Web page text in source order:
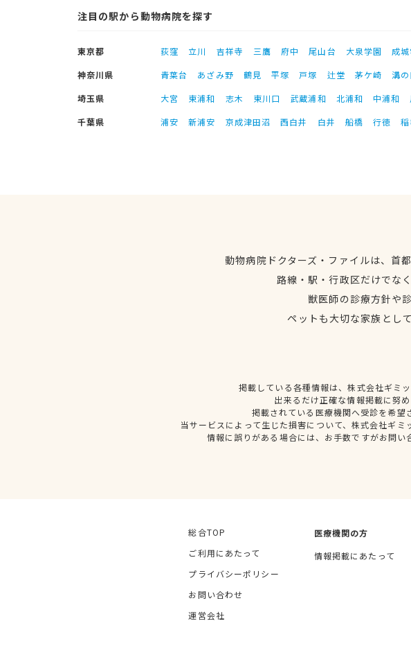
注目の駅から動物病院を探す
東京都 荻窪 立川 吉祥寺 三鷹 府中 尾山台 大泉学園 成
神奈川県
青葉台 あざみ野 鶴見 平塚 戸塚 辻堂 茅ケ崎
溝の
埼玉県
大宮 東浦和 志木 東川口 武蔵浦和 北浦和 中浦和
千葉県
浦安 新浦安 京成津田沼 西白井 白井 船橋 行徳
動物病院ドクターズ・ファイルは、首
路線・駅・行政区だけでな
獣医師の診療方針や
ペットも大切な家族とし
掲載している各種情報は、株式会社ギミ
出来るだけ正確な情報掲載に努
掲載されている医療機関へ受診を希
当サービスによって生じた損害について、株式会社ギ
情報に誤りがある場合には、お手数ですがお問
総合TOP
ご利用にあたって
プライバシーポリシー
お問い合わせ
運営会社
医療機関の方
情報掲載にあたって